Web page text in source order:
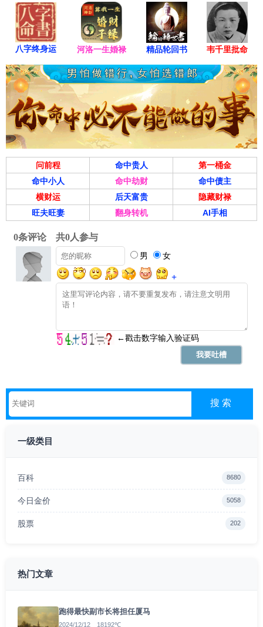
八字终身运 河洛一生婚禄 精品轮回书 韦千里批命
问前程 命中贵人
第一桶金
命中小人
命中劫财
命中债主
横财运
后天富贵
隐藏财禄
旺夫旺妻
翻身转机 AI手相
一级类目
百科 8680
今日金价 5058
股票 202
热门文章
跑得最快副市长将担任厦马
2024/12/12 18192℃